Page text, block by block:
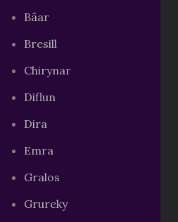
Bâar
Bresill
Chirynar
Diflun
Dira
Emra
Gralos
Grureky